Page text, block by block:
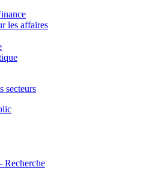
les affaires
secteurs
Recherche